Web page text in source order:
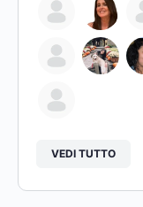
VEDI TUTTO